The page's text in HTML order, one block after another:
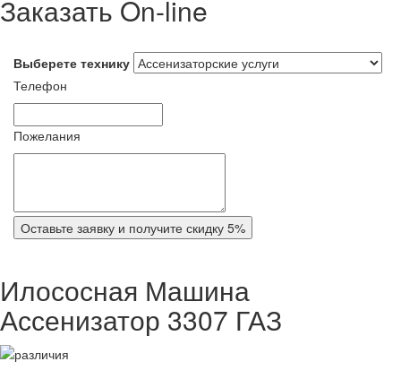
Заказать On-line
Выберете технику
Телефон
Пожелания
Оставьте заявку и получите скидку 5%
Илососная Машина
Ассенизатор 3307 ГАЗ